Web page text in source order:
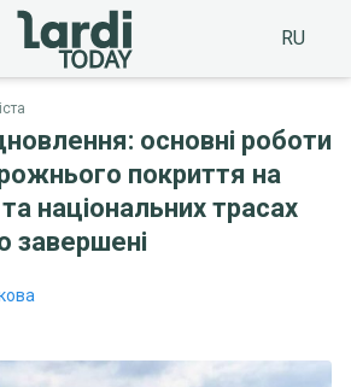
RU
основні роботи
покриття на
національних трасах
завершені